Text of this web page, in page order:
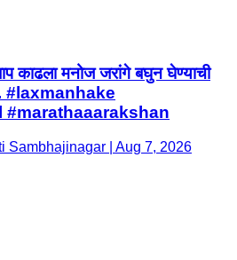
काढला मनोज जरांगे बघुन घेण्याची
#laxmanhake
Sambhajinagar | Aug 7, 2026